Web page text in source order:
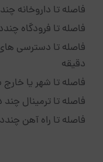
فاصله تا داروخانه
فاصله تا فرودگاه
دقیقه
فاصله تا شهر یا خارج
فاصله تا ترمینال چند
فاصله تا راه آهن